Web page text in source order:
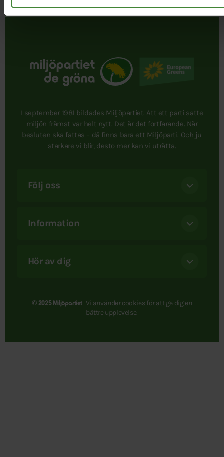
I september 1981 bildades Miljöpartiet. Att ett parti satte
miljön främst var helt nytt. Det är det fortfarande. När
besluten ska fattas – då finns bara ett Miljöparti. Och ju
starkare vi blir, desto mer kan vi uträtta.
Följ oss
Information
Hör av dig
© 2025 Miljöpartiet Vi användercookies för att ge dig en
bättre upplevelse.